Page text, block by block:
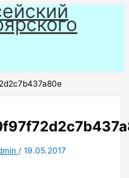
/19.05.2017